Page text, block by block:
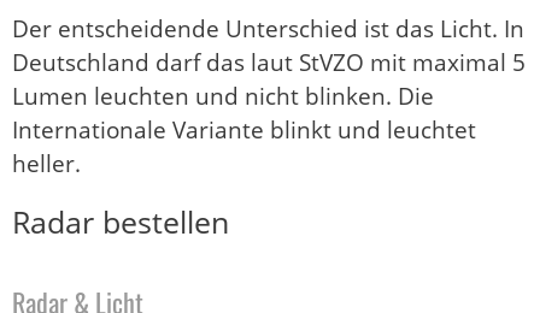
Der entscheidende Unterschied ist das Licht. In
Deutschland darf das laut StVZO mit maximal 5
Lumen leuchten und nicht blinken. Die
Internationale Variante blinkt und leuchtet
heller.
Radar bestellen
Radar & Licht